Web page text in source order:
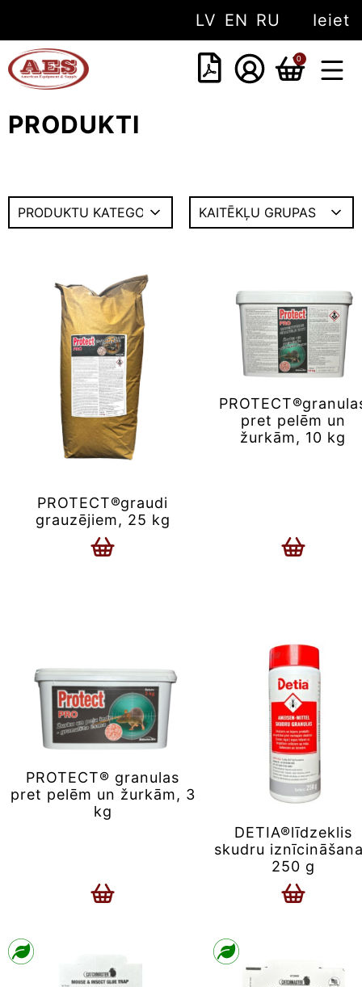
LV EN RU Ieiet
0
PRODUKTI
PROTECT®graudi
grauzējiem, 25 kg
pret pelēm un
žurkām, 10 kg
PROTECT® granulas
pret pelēm un žurkām, 3
kg
DETIA®līdzeklis
skudru
250 g